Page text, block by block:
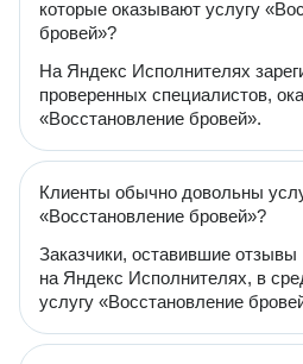
которые оказывают услугу
бровей»?
На Яндекс Исполнителях
проверенных специалистов,
«Восстановление бровей».
Клиенты обычно довольны
«Восстановление бровей»?
Заказчики, оставившие отзывы
на Яндекс Исполнителях, в
услугу «Восстановление